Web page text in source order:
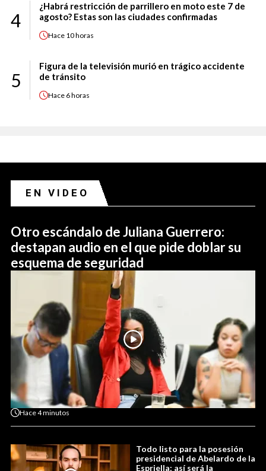
4
¿Habrá restricción de parrillero en moto este 7 de
agosto? Estas son las ciudades confirmadas
Hace 10 horas
5
Figura de la televisión murió en trágico accidente
de tránsito
Hace 6 horas
EN VIDEO
Otro escándalo de Juliana Guerrero:
destapan audio en el que pide doblar su
esquema de seguridad
Hace4 minutos
Todo listo para la posesión
presidencial de Abelardo de la
Espriella: así será la